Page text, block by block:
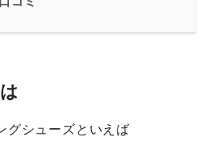
グシューズといえば